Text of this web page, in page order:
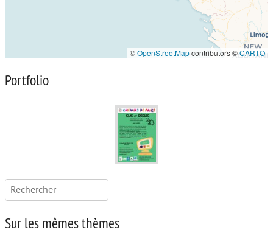
©OpenStreetMapcontributors ©CARTO
Portfolio
Rechercher :
Sur les mêmes thèmes